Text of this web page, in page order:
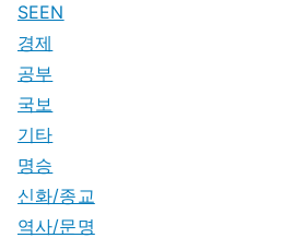
SEEN
경제
공부
국보
기타
명승
신화/종교
역사/문명